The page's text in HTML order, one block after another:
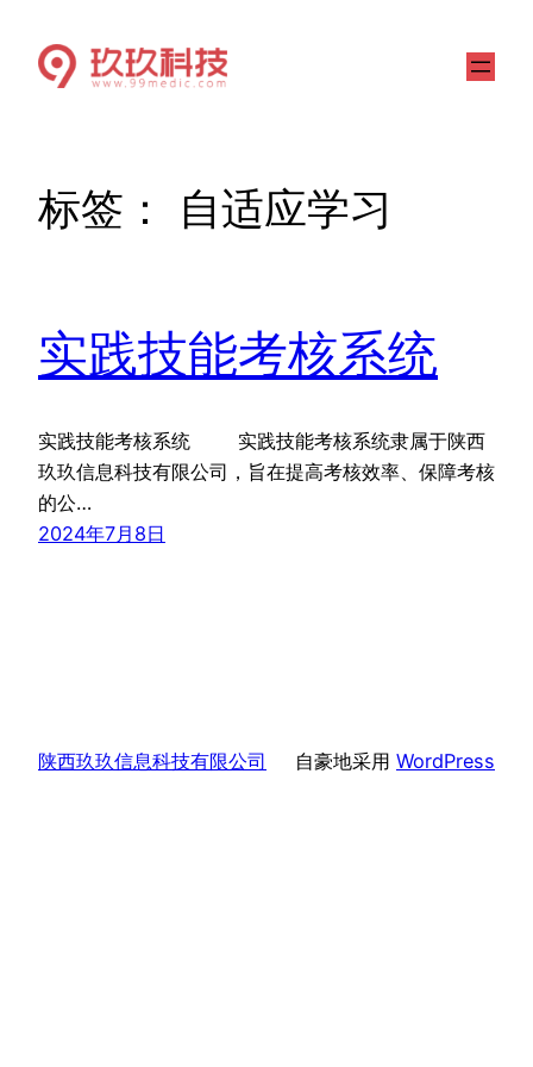
标签： 自适应学习
实践技能考核系统
实践技能考核系统 实践技能考核系统隶属于陕西
玖玖信息科技有限公司，旨在提高考核效率、保障考核
的公…
2024年7月8日
陕西玖玖信息科技有限公司 自豪地采用 WordPress